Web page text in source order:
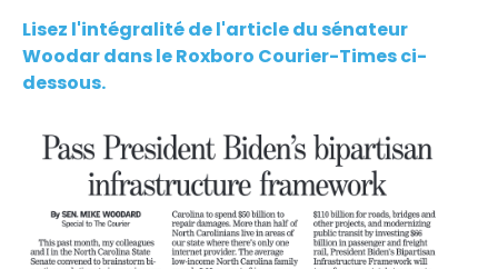
Lisez l'intégralité de l'article du sénateur
Woodar dans le Roxboro Courier-Times ci-
dessous.